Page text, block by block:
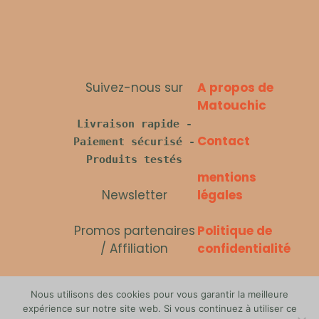
Suivez-nous sur
Livraison rapide -
Paiement sécurisé -
Produits testés
Newsletter
Promos partenaires
/ Affiliation
A propos de
Matouchic
Contact
mentions
légales
Politique de
confidentialité
cookies
Nous utilisons des cookies pour vous garantir la meilleure
expérience sur notre site web. Si vous continuez à utiliser ce